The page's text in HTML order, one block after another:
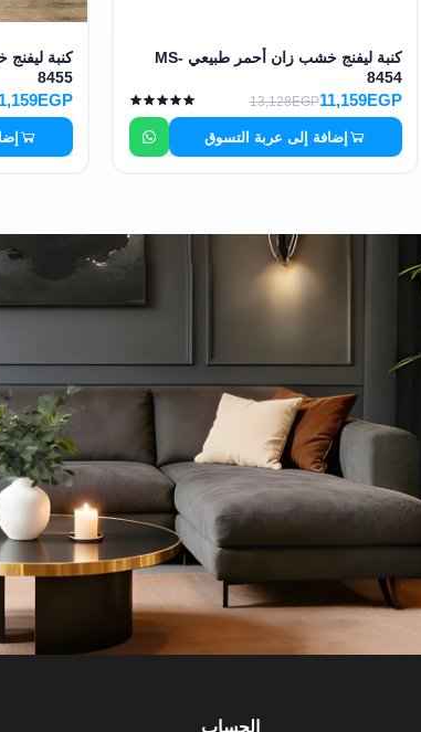
كنبة ليفنج خشب زان أحمر طبيعي MS-
8454
11,159EGP
13,128EGP
إضافة إلى عربة التسوق
8455
الحساب